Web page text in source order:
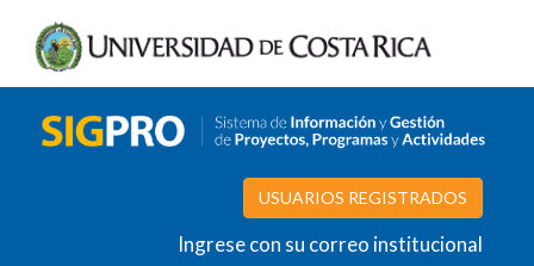
USUARIOS REGISTRADOS
Ingrese con su correo institucional